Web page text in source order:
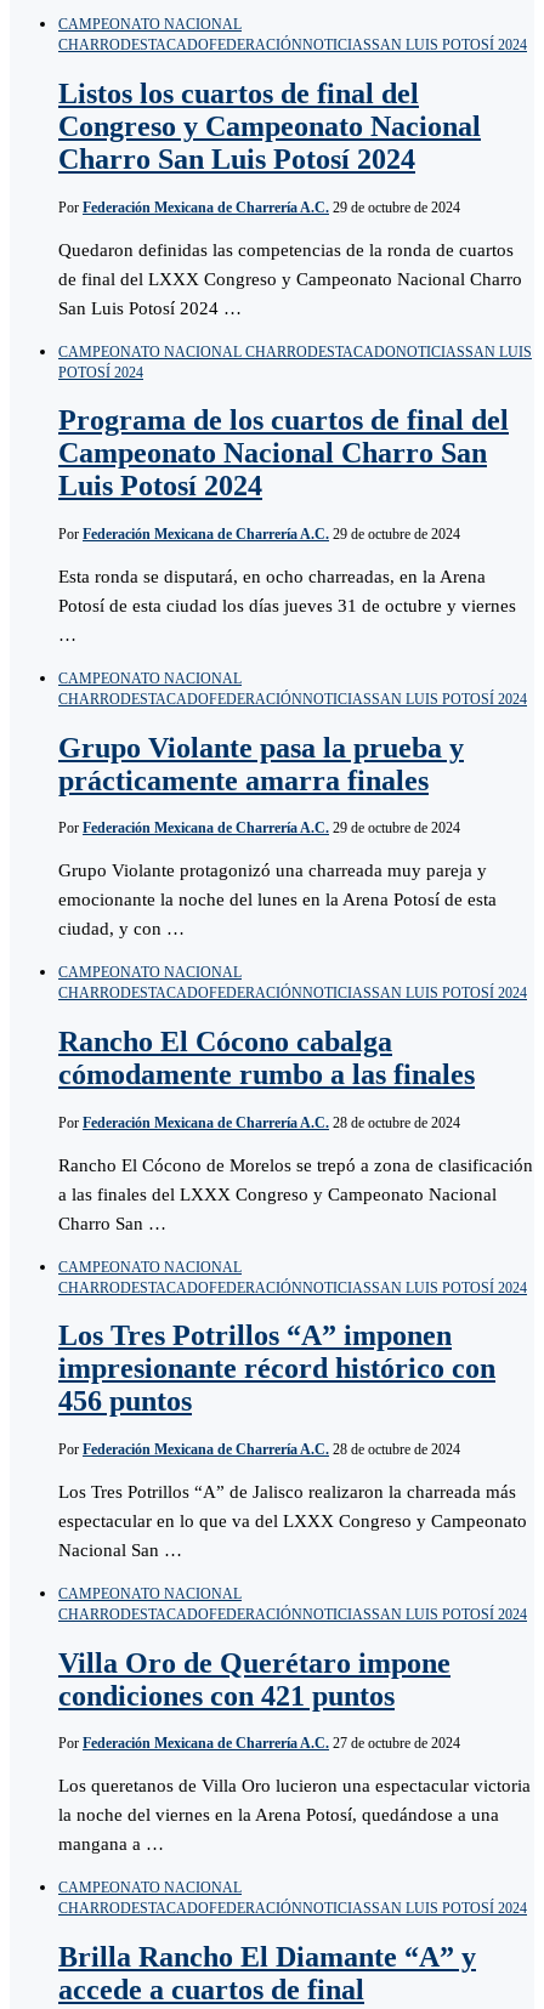
CAMPEONATO NACIONAL
CHARRODESTACADOFEDERACIÓNNOTICIASSAN LUIS POTOSÍ 2024
Listos los cuartos de final del
Congreso y Campeonato Nacional
Charro San Luis Potosí 2024
Por Federación Mexicana de Charrería A.C. 29 de octubre de 2024
Quedaron definidas las competencias de la ronda de cuartos
de final del LXXX Congreso y Campeonato Nacional Charro
San Luis Potosí 2024 …
CAMPEONATO NACIONAL CHARRODESTACADONOTICIASSAN LUIS
POTOSÍ 2024
Programa de los cuartos de final del
Campeonato Nacional Charro San
Luis Potosí 2024
Por Federación Mexicana de Charrería A.C. 29 de octubre de 2024
Esta ronda se disputará, en ocho charreadas, en la Arena
Potosí de esta ciudad los días jueves 31 de octubre y viernes
…
CAMPEONATO NACIONAL
CHARRODESTACADOFEDERACIÓNNOTICIASSAN LUIS POTOSÍ 2024
Grupo Violante pasa la prueba y
prácticamente amarra finales
Por Federación Mexicana de Charrería A.C. 29 de octubre de 2024
Grupo Violante protagonizó una charreada muy pareja y
emocionante la noche del lunes en la Arena Potosí de esta
ciudad, y con …
CAMPEONATO NACIONAL
CHARRODESTACADOFEDERACIÓNNOTICIASSAN LUIS POTOSÍ 2024
Rancho El Cócono cabalga
cómodamente rumbo a las finales
Por Federación Mexicana de Charrería A.C. 28 de octubre de 2024
Rancho El Cócono de Morelos se trepó a zona de clasificación
a las finales del LXXX Congreso y Campeonato Nacional
Charro San …
CAMPEONATO NACIONAL
CHARRODESTACADOFEDERACIÓNNOTICIASSAN LUIS POTOSÍ 2024
Los Tres Potrillos “A” imponen
impresionante récord histórico con
456 puntos
Por Federación Mexicana de Charrería A.C. 28 de octubre de 2024
Los Tres Potrillos “A” de Jalisco realizaron la charreada más
espectacular en lo que va del LXXX Congreso y Campeonato
Nacional San …
CAMPEONATO NACIONAL
CHARRODESTACADOFEDERACIÓNNOTICIASSAN LUIS POTOSÍ 2024
Villa Oro de Querétaro impone
condiciones con 421 puntos
Por Federación Mexicana de Charrería A.C. 27 de octubre de 2024
Los queretanos de Villa Oro lucieron una espectacular victoria
la noche del viernes en la Arena Potosí, quedándose a una
mangana a …
CAMPEONATO NACIONAL
CHARRODESTACADOFEDERACIÓNNOTICIASSAN LUIS POTOSÍ 2024
Brilla Rancho El Diamante “A” y
accede a cuartos de final